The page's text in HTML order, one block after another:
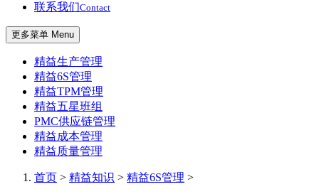
联系我们Contact
更多菜单 Menu
精益生产管理
精益6S管理
精益TPM管理
精益五星班组
PMC供应链管理
精益成本管理
精益质量管理
首页 > 精益知识 > 精益6S管理 >